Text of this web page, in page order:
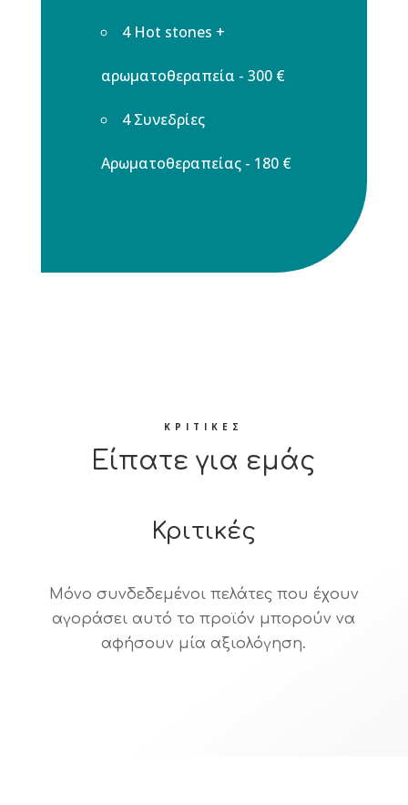
4 Hot stones +
αρωματοθεραπεία - 300 €
4 Συνεδρίες
Αρωματοθεραπείας - 180 €
ΚΡΙΤΙΚΕΣ
Είπατε για εμάς
Κριτικές
Μόνο συνδεδεμένοι πελάτες που έχουν
αγοράσει αυτό το προϊόν μπορούν να
αφήσουν μία αξιολόγηση.